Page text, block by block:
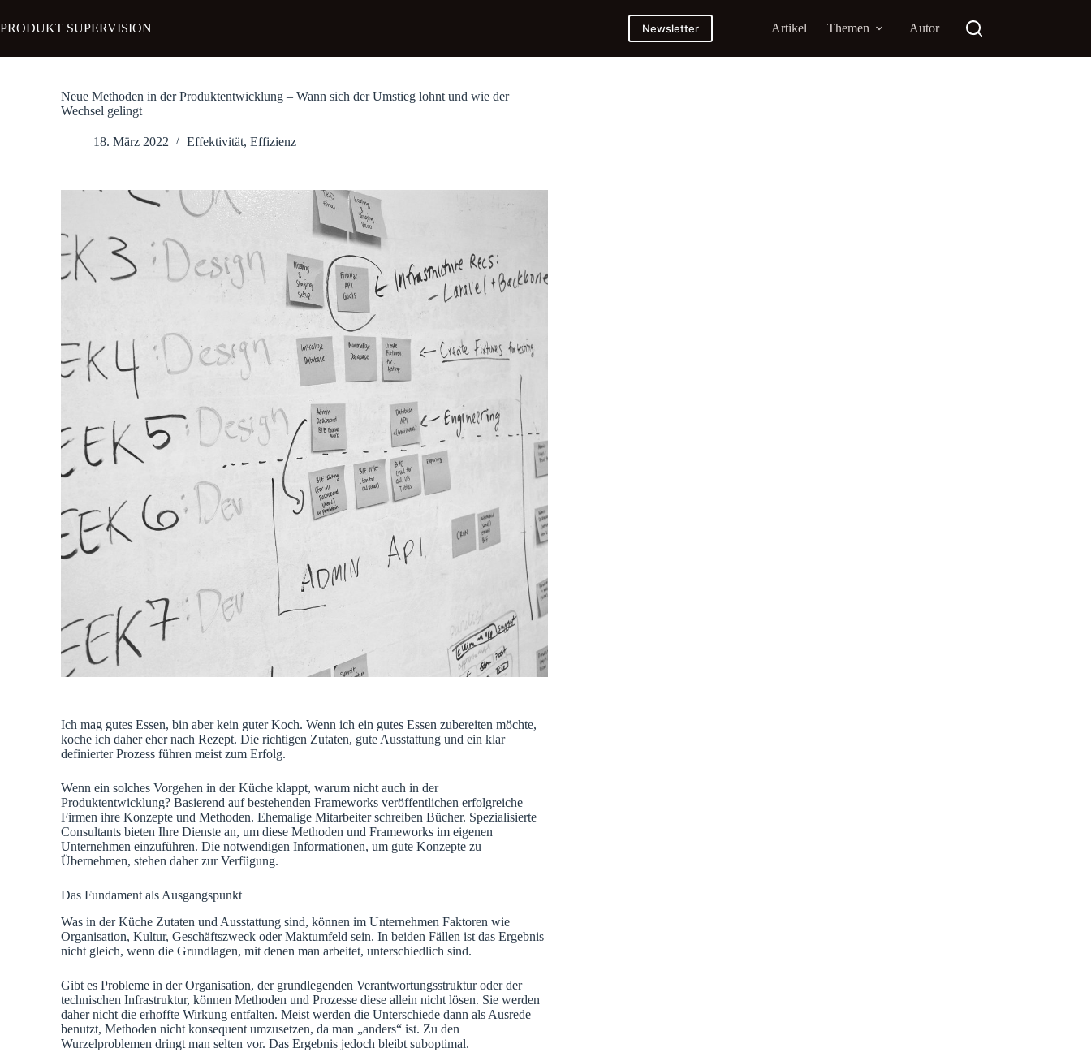
Inhalt
springen
PRODUKT SUPERVISION Newsletter Artikel Themen Autor
Neue Methoden in der Produktentwicklung – Wann sich der Umstieg lohnt und wie der
Wechsel gelingt
18. März 2022 Effektivität, Effizienz
Ich mag gutes Essen, bin aber kein guter Koch. Wenn ich ein gutes Essen zubereiten möchte,
koche ich daher eher nach Rezept. Die richtigen Zutaten, gute Ausstattung und ein klar
definierter Prozess führen meist zum Erfolg.
Wenn ein solches Vorgehen in der Küche klappt, warum nicht auch in der
Produktentwicklung? Basierend auf bestehenden Frameworks veröffentlichen erfolgreiche
Firmen ihre Konzepte und Methoden. Ehemalige Mitarbeiter schreiben Bücher. Spezialisierte
Consultants bieten Ihre Dienste an, um diese Methoden und Frameworks im eigenen
Unternehmen einzuführen. Die notwendigen Informationen, um gute Konzepte zu
Übernehmen, stehen daher zur Verfügung.
Das Fundament als Ausgangspunkt
Was in der Küche Zutaten und Ausstattung sind, können im Unternehmen Faktoren wie
Organisation, Kultur, Geschäftszweck oder Maktumfeld sein. In beiden Fällen ist das Ergebnis
nicht gleich, wenn die Grundlagen, mit denen man arbeitet, unterschiedlich sind.
Gibt es Probleme in der Organisation, der grundlegenden Verantwortungsstruktur oder der
technischen Infrastruktur, können Methoden und Prozesse diese allein nicht lösen. Sie werden
daher nicht die erhoffte Wirkung entfalten. Meist werden die Unterschiede dann als Ausrede
benutzt, Methoden nicht konsequent umzusetzen, da man „anders“ ist. Zu den
Wurzelproblemen dringt man selten vor. Das Ergebnis jedoch bleibt suboptimal.